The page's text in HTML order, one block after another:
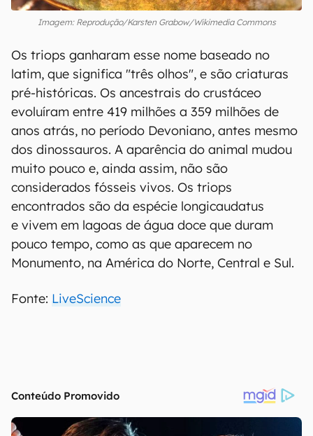
Imagem: Reprodução/Karsten Grabow/Wikimedia Commons
Os triops ganharam esse nome baseado no
latim, que significa "três olhos", e são criaturas
pré-históricas. Os ancestrais do crustáceo
evoluíram entre 419 milhões a 359 milhões de
anos atrás, no período Devoniano, antes mesmo
dos dinossauros. A aparência do animal mudou
muito pouco e, ainda assim, não são
considerados fósseis vivos. Os triops
encontrados são da espécie longicaudatus
e vivem em lagoas de água doce que duram
pouco tempo, como as que aparecem no
Monumento, na América do Norte, Central e Sul.
Fonte: LiveScience